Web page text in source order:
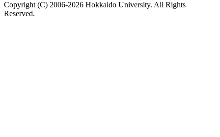
Copyright (C) 2006-2026 Hokkaido University. All Rights
Reserved.